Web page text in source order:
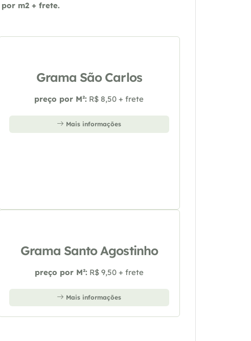
m2 + frete.
Grama São Carlos
preço por M²: R$ 8,50 + frete
Mais informações
Grama Santo Agostinho
preço por M²: R$ 9,50 + frete
Mais informações